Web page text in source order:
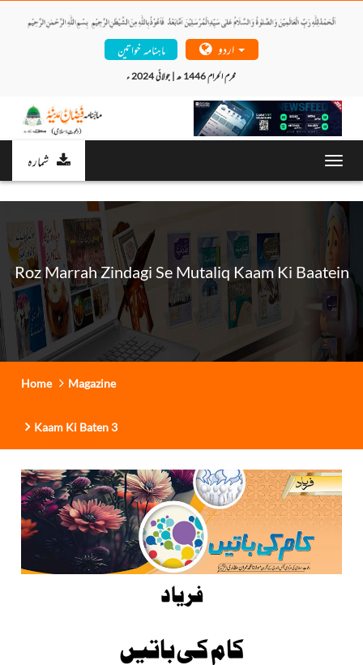
ماہنامہ خواتین
محرم الحرام 1446 ھ | جولائی 2024 ء
شمارہ
Roz Marrah Zindagi Se Mutaliq Kaam Ki Baatein
Home Magazine
Kaam Ki Baten 3
فریاد
کام کی باتیں